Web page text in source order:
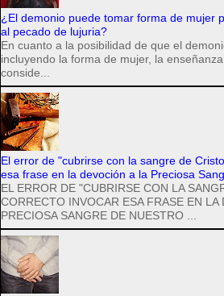
¿El demonio puede tomar forma de mujer
al pecado de lujuria?
En cuanto a la posibilidad de que el
incluyendo la forma de mujer, la
conside...
El error de "cubrirse con la sangre de
esa frase en la devoción a la Preciosa
EL ERROR DE "CUBRIRSE CON LA
CORRECTO INVOCAR ESA FRASE EN LA
PRECIOSA SANGRE DE NUESTRO ...